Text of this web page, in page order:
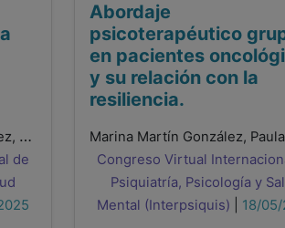
Iván Zebenzui Moreno González, Rosa Ana Souto Pérez, Aurelio Rodríguez Hernández, Alejandro García Palenzuela, Paula Pérez Machin
de
Abordaje
psicoterapéutico
en pacientes
y su relación con la
resiliencia.
Congreso Virtual
Psiquiatría, Psicología y
Mental (Interpsiquis)
18/